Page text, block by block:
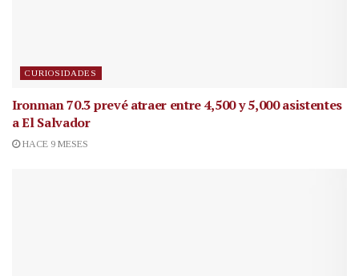
CURIOSIDADES
Ironman 70.3 prevé atraer entre 4,500 y 5,000 asistentes
a El Salvador
HACE 9 MESES